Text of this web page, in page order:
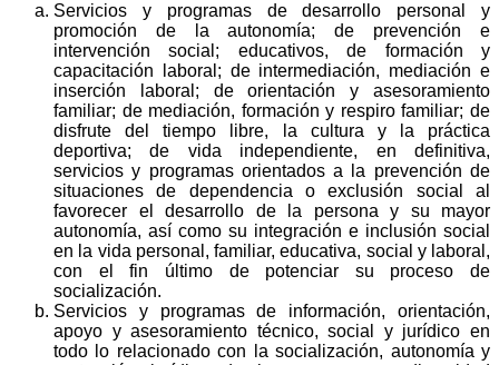
Servicios y programas de desarrollo personal y
promoción de la autonomía; de prevención e
intervención social; educativos, de formación y
capacitación laboral; de intermediación, mediación e
inserción laboral; de orientación y asesoramiento
familiar; de mediación, formación y respiro familiar; de
disfrute del tiempo libre, la cultura y la práctica
deportiva; de vida independiente, en definitiva,
servicios y programas orientados a la prevención de
situaciones de dependencia o exclusión social al
favorecer el desarrollo de la persona y su mayor
autonomía, así como su integración e inclusión social
en la vida personal, familiar, educativa, social y laboral,
con el fin último de potenciar su proceso de
socialización.
Servicios y programas de información, orientación,
apoyo y asesoramiento técnico, social y jurídico en
todo lo relacionado con la socialización, autonomía y